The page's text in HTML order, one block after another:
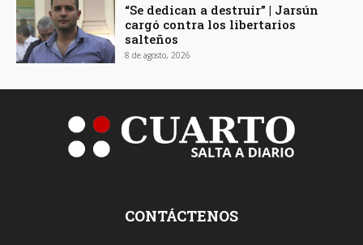
“Se dedican a destruir” | Jarsún
cargó contra los libertarios
salteños
8 de agosto, 2026
CONTÁCTENOS